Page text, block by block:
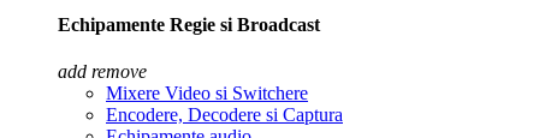
Echipamente Regie si Broadcast
add remove
Mixere Video si Switchere
Encodere, Decodere si Captura